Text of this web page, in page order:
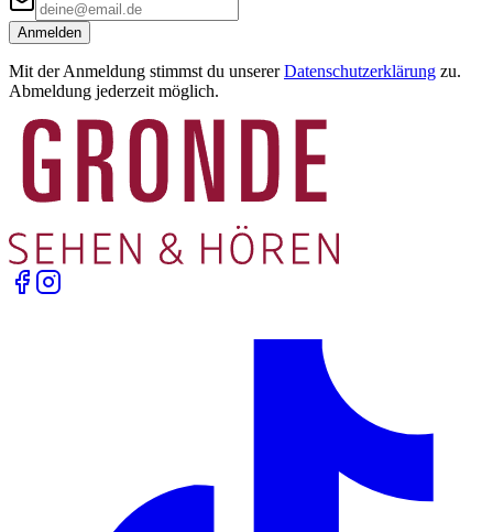
Anmelden
Mit der Anmeldung stimmst du unserer Datenschutzerklärung zu.
Abmeldung jederzeit möglich.